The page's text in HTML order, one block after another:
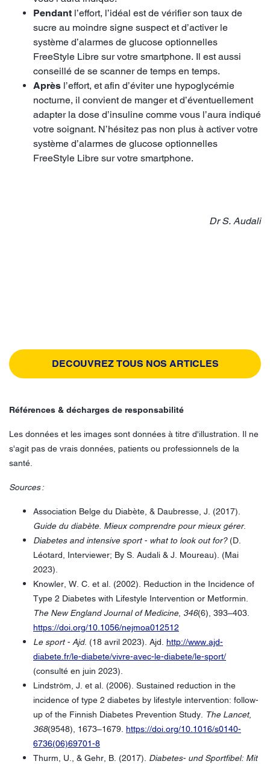
Pendant l’effort, l’idéal est de vérifier son taux de
sucre au moindre signe suspect et d’activer le
système d’alarmes de glucose optionnelles
FreeStyle Libre sur votre smartphone. Il est aussi
conseillé de se scanner de temps en temps.
Après l’effort, et afin d’éviter une hypoglycémie
nocturne, il convient de manger et d’éventuellement
adapter la dose d’insuline comme vous l’aura indiqué
votre soignant. N’hésitez pas non plus à activer votre
système d’alarmes de glucose optionnelles
FreeStyle Libre sur votre smartphone.
Dr S. Audali
DECOUVREZ TOUS NOS ARTICLES
Références & décharges de responsabilité
Les données et les images sont données à titre d'illustration. Il ne
s'agit pas de vrais données, patients ou professionnels de la
santé.
Sources :
Association Belge du Diabète, & Daubresse, J. (2017).
Guide du diabète. Mieux comprendre pour mieux gérer.
Diabetes and intensive sport - what to look out for?(D.
Léotard, Interviewer; By S. Audali & J. Moureau). (Mai
2023).
Knowler, W. C. et al. (2002). Reduction in the Incidence of
Type 2 Diabetes with Lifestyle Intervention or Metformin.
The New England Journal of Medicine 346(6), 393–403.
https://doi.org/10.1056/nejmoa012512
Le sport - Ajd. (18 avril 2023). Ajd. http://www.ajd-
diabete.fr/le-diabete/vivre-avec-le-diabete/le-sport/
(consulté en juin 2023).
Lindström, J. et al. (2006). Sustained reduction in the
incidence of type 2 diabetes by lifestyle intervention: follow-
up of the Finnish Diabetes Prevention Study.
The Lancet,
368(9548), 1673–1679. https://doi.org/10.1016/s0140-
6736(06)69701-8
Thurm, U., & Gehr, B. (2017). Diabetes- und Sportfibel: Mit